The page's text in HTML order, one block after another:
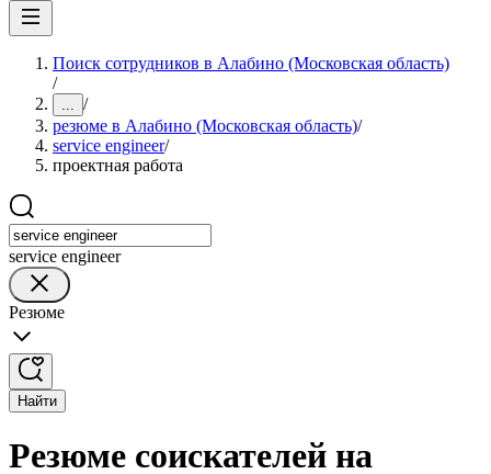
Поиск сотрудников в Алабино (Московская область)
/
... /
резюме в Алабино (Московская область)/
service engineer/
проектная работа
service engineer
Резюме
Найти
Резюме соискателей на